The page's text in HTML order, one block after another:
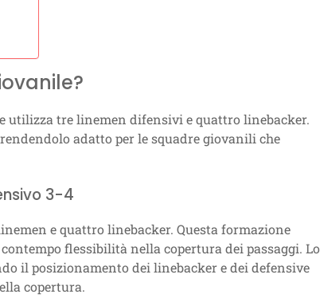
utilizza tre linemen difensivi e quattro linebacker.
adatto per le squadre giovanili che
3-4
e quattro linebacker. Questa formazione
flessibilità nella copertura dei passaggi. Lo
il posizionamento dei linebacker e dei defensive
copertura.